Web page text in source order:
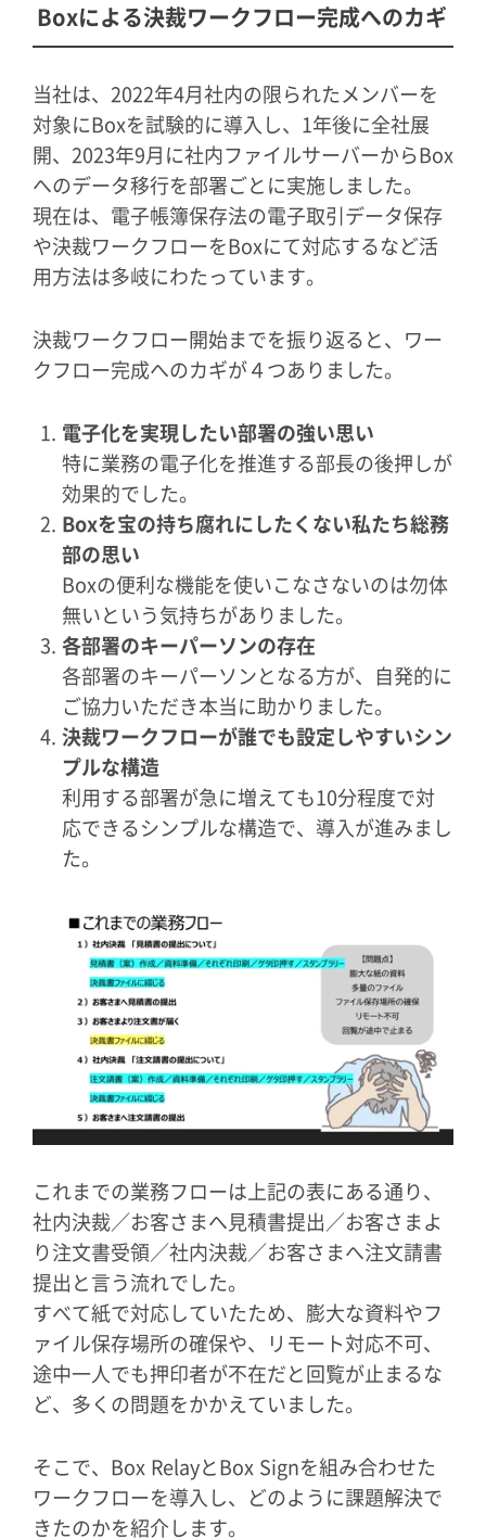
Boxによる決裁ワークフロー完成へのカギ
当社は、2022年4月社内の限られたメンバーを
対象にBoxを試験的に導入し、1年後に全社展
開、2023年9月に社内ファイルサーバーからBox
へのデータ移行を部署ごとに実施しました。
現在は、電子帳簿保存法の電子取引データ保存
や決裁ワークフローをBoxにて対応するなど活
用方法は多岐にわたっています。
決裁ワークフロー開始までを振り返ると、ワー
クフロー完成へのカギが４つありました。
電子化を実現したい部署の強い思い
特に業務の電子化を推進する部長の後押しが
効果的でした。
Boxを宝の持ち腐れにしたくない私たち総務
部の思い
Boxの便利な機能を使いこなさないのは勿体
無いという気持ちがありました。
各部署のキーパーソンの存在
各部署のキーパーソンとなる方が、自発的に
ご協力いただき本当に助かりました。
決裁ワークフローが誰でも設定しやすいシン
プルな構造
利用する部署が急に増えても10分程度で対
応できるシンプルな構造で、導入が進みまし
た。
これまでの業務フローは上記の表にある通り、
社内決裁／お客さまへ見積書提出／お客さまよ
り注文書受領／社内決裁／お客さまへ注文請書
提出と言う流れでした。
すべて紙で対応していたため、膨大な資料やフ
ァイル保存場所の確保や、リモート対応不可、
途中一人でも押印者が不在だと回覧が止まるな
ど、多くの問題をかかえていました。
そこで、Box RelayとBox Signを組み合わせた
ワークフローを導入し、どのように課題解決で
きたのかを紹介します。